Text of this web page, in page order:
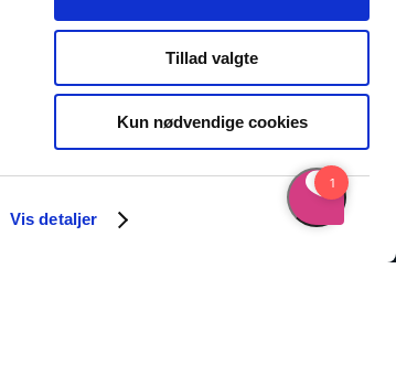
Vis detaljer
Tillad valgte
Kun nødvendige cookies